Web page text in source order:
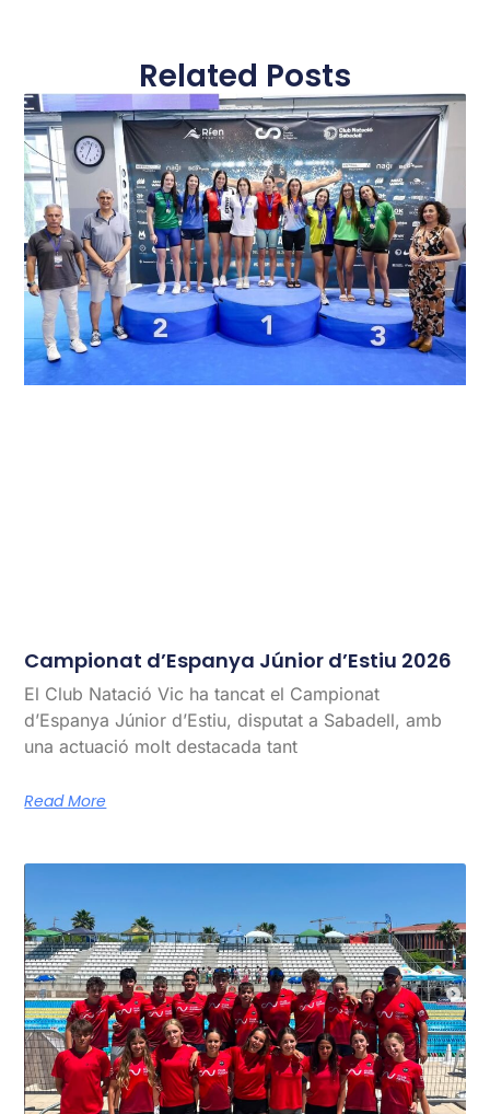
Related Posts
Campionat d’Espanya Júnior d’Estiu 2026
El Club Natació Vic ha tancat el Campionat
d’Espanya Júnior d’Estiu, disputat a Sabadell, amb
una actuació molt destacada tant
Read More